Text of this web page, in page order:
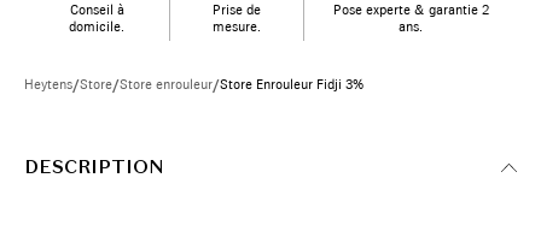
Conseil à
domicile.
Prise de
mesure.
Pose experte & garantie 2
ans.
Heytens/Store/Store enrouleur/Store Enrouleur Fidji 3%
DESCRIPTION